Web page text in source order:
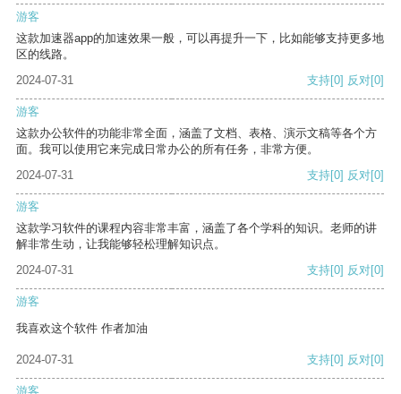
游客
这款加速器app的加速效果一般，可以再提升一下，比如能够支持更多地
区的线路。
2024-07-31
支持[0] 反对[0]
游客
这款办公软件的功能非常全面，涵盖了文档、表格、演示文稿等各个方
面。我可以使用它来完成日常办公的所有任务，非常方便。
2024-07-31
支持[0] 反对[0]
游客
这款学习软件的课程内容非常丰富，涵盖了各个学科的知识。老师的讲
解非常生动，让我能够轻松理解知识点。
2024-07-31
支持[0] 反对[0]
游客
我喜欢这个软件 作者加油
2024-07-31 支持[0] 反对[0]
游客